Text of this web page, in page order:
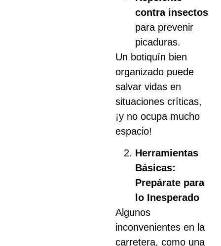
contra insectos
para prevenir
picaduras.
Un botiquín bien
organizado puede
salvar vidas en
situaciones críticas,
¡y no ocupa mucho
espacio!
Herramientas
Básicas:
Prepárate para
lo Inesperado
Algunos
inconvenientes en la
carretera, como una